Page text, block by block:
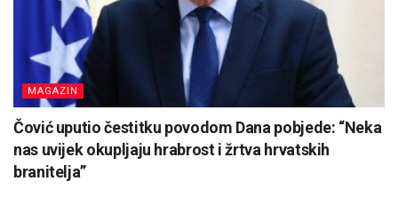
MAGAZIN
Čović uputio čestitku povodom Dana pobjede: “Neka
nas uvijek okupljaju hrabrost i žrtva hrvatskih
branitelja”